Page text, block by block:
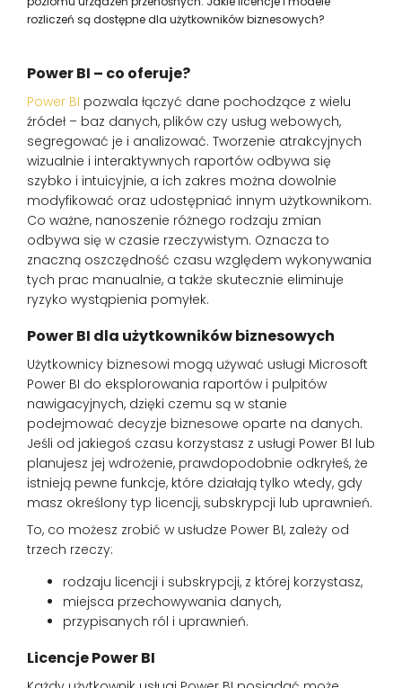
rozliczeń są dostępne dla użytkowników biznesowych?
Power BI – co oferuje?
Power BI pozwala łączyć dane pochodzące z wielu
źródeł – baz danych, plików czy usług webowych,
segregować je i analizować. Tworzenie atrakcyjnych
wizualnie i interaktywnych raportów odbywa się
szybko i intuicyjnie, a ich zakres można dowolnie
modyfikować oraz udostępniać innym użytkownikom.
Co ważne, nanoszenie różnego rodzaju zmian
odbywa się w czasie rzeczywistym. Oznacza to
znaczną oszczędność czasu względem wykonywania
tych prac manualnie, a także skutecznie eliminuje
ryzyko wystąpienia pomyłek.
Power BI dla użytkowników biznesowych
Użytkownicy biznesowi mogą używać usługi Microsoft
Power BI do eksplorowania raportów i pulpitów
nawigacyjnych, dzięki czemu są w stanie
podejmować decyzje biznesowe oparte na danych.
Jeśli od jakiegoś czasu korzystasz z usługi Power BI lub
planujesz jej wdrożenie, prawdopodobnie odkryłeś, że
istnieją pewne funkcje, które działają tylko wtedy, gdy
masz określony typ licencji, subskrypcji lub uprawnień.
To, co możesz zrobić w usłudze Power BI, zależy od
trzech rzeczy:
rodzaju licencji i subskrypcji, z której korzystasz,
miejsca przechowywania danych,
przypisanych ról i uprawnień.
Licencje Power BI